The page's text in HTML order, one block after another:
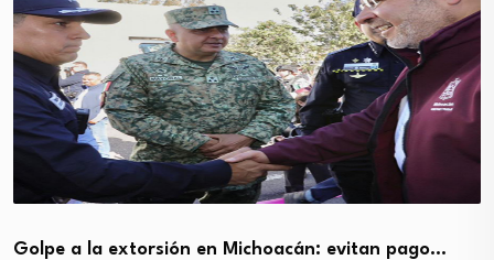
Golpe a la extorsión en Michoacán: evitan pago…